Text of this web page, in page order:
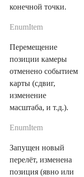
конечной точки.
EnumItem
Перемещение
позиции камеры
отменено событием
карты (сдвиг,
изменение
масштаба, и т.д.).
EnumItem
Запущен новый
перелёт, изменена
позиция (явно или